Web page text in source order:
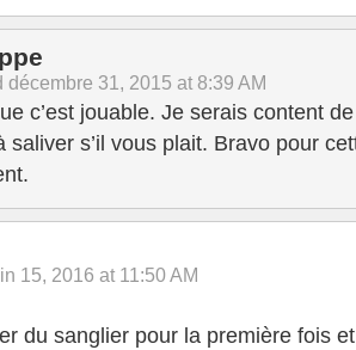
décembre 31, 2015 at 8:39 AM
c’est jouable. Je serais content
saliver s’il vous plait. Bravo pour
15, 2016 at 11:50 AM
du sanglier pour la première fois